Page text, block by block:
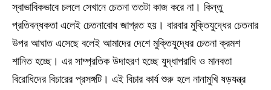
স্বাভাবিকভাবে চললে সেখানে চেতনা ততটা কাজ করে না। কিন্তু
প্রতিবন্ধকতা এলেই চেতনাবোধ জাগ্রত হয়। বারবার মুক্তিযুদ্ধের চেতনার
উপর আঘাত এসেছে বলেই আমাদের দেশে মুক্তিযুদ্ধের চেতনা ক্রমশ
শানিত হচ্ছে। এর সাম্প্রতিক উদাহরণ হচ্ছে যুদ্ধাপরাধি ও মানবতা
বিরোধিদের বিচারের প্রসঙ্গটি। এই বিচার কার্য শুরু হলে নানামুখি ষড়যন্ত্র